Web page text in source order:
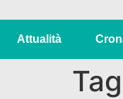
Attualità